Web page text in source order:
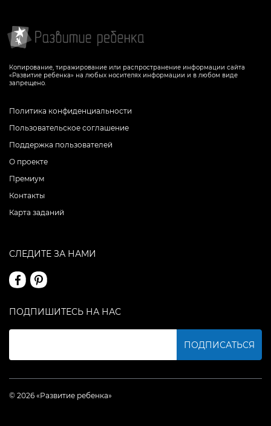
Копирование, тиражирование или распространение информации сайта
«Развитие ребенка» на любых носителях информации и в любом виде
запрещено.
Политика конфиденциальности
Пользовательское соглашение
Поддержка пользователей
О проекте
Премиум
Контакты
Карта заданий
СЛЕДИТЕ ЗА НАМИ
ПОДПИШИТЕСЬ НА НАС
ПОДПИСАТЬСЯ
© 2026 «Развитие ребенка»